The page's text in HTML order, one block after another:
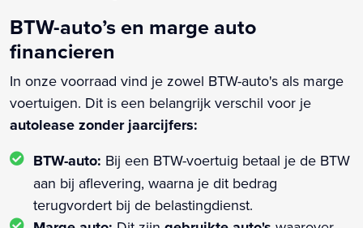
BTW-auto’s en marge auto
financieren
In onze voorraad vind je zowel BTW-auto's als marge
voertuigen. Dit is een belangrijk verschil voor je
autolease zonder jaarcijfers:
BTW-auto: Bij een BTW-voertuig betaal je de BTW
aan bij aflevering, waarna je dit bedrag
terugvordert bij de belastingdienst.